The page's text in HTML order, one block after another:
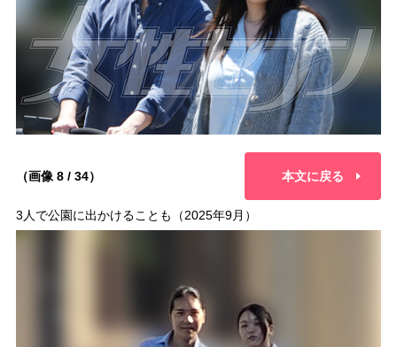
（画像 8 / 34） 本文に戻る
3人で公園に出かけることも（2025年9月）